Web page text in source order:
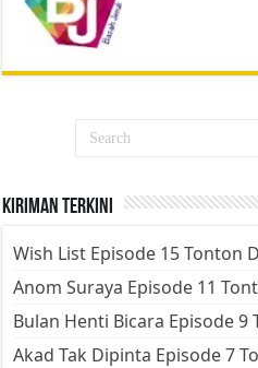
Kiriman Terkini
Wish List Episode 15 Tonton
Anom Suraya Episode 11
Bulan Henti Bicara Episode
Akad Tak Dipinta Episode 7